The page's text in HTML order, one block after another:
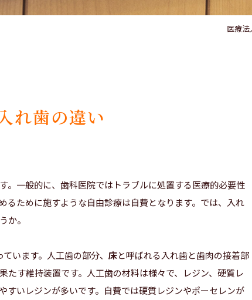
医療
れ歯の違い
。一般的に、歯科医院ではトラブルに処置する医療的必要性
るために施すような自由診療は自費となります。では、入れ
か。
います。人工歯の部分、 床と呼ばれる入れ歯と歯肉の接着部
たす維持装置です。人工歯の材料は様々で、レジン、硬質レ
すいレジンが多いです。自費では硬質レジンやポーセレンが